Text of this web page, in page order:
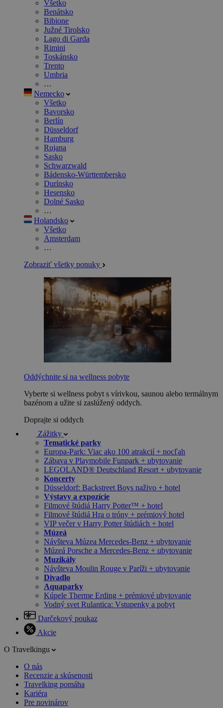
Všetko
Benátsko
Bibione
Južné Tirolsko
Lago di Garda
Rimini
Toskánsko
Trento
Umbria
…
Nemecko
Všetko
Bavorsko
Berlín
Düsseldorf
Hamburg
Rujana
Sasko
Schwarzwald
Bádensko-Württembersko
Durínsko
Hesensko
Dolné Sasko
…
Holandsko
Všetko
Amsterdam
…
Zobraziť všetky ponuky
Oddýchnite si na wellness pobyte
Vyberte si wellness pobyt s vírivkou, saunou alebo termálnym
bazénom a užite si zaslúžený oddych.
Doprajte si oddych
Zážitky
Tematické parky
Europa-Park: Viac ako 100 atrakcií + nocľah
Zábava v Playmobile Funpark + ubytovanie
LEGOLAND® Deutschland Resort + ubytovanie
Koncerty
Düsseldorf: Backstreet Boys naživo + hotel
Výstavy a expozície
Filmové štúdiá Harry Potter™ + hotel
Filmové štúdiá Hra o tróny + prémiový hotel
VIP večer v Harry Potter štúdiách + hotel
Múzeá
Návšteva Múzea Mercedes-Benz + ubytovanie
Múzeá Porsche a Mercedes-Benz + ubytovanie
Muzikály
Návšteva Moulin Rouge v Paríži + ubytovanie
Divadlo
Aquaparky
Kúpele Therme Erding + prémiové ubytovanie
Vodný svet Rulantica: Vstupenky a pobyt
Darčekový poukaz
Akcie
O Travelkingu
O nás
Recenzie a skúsenosti
Travelking pomáha
Kariéra
Pre novinárov